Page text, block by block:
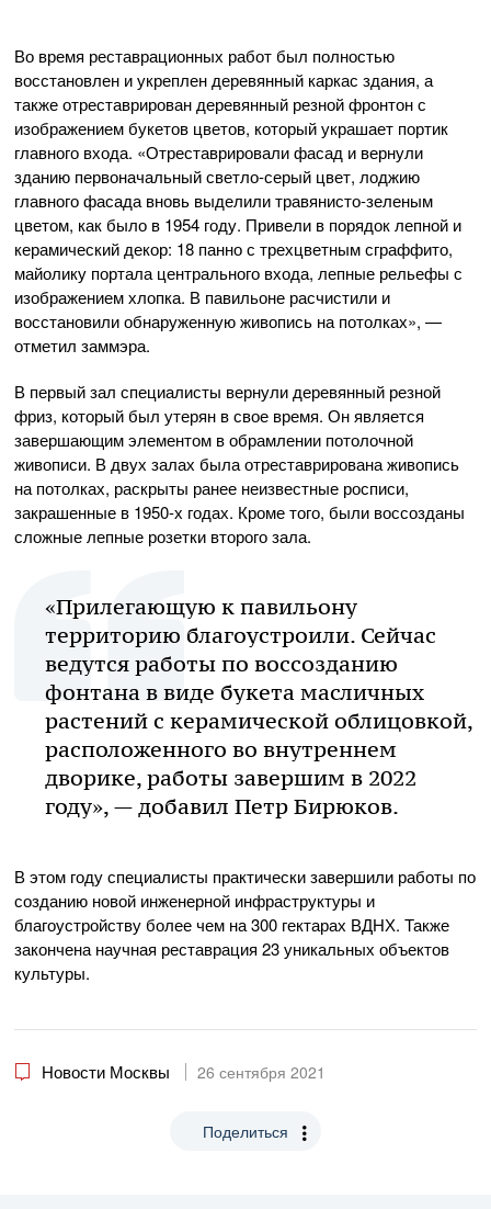
Во время реставрационных работ был полностью
восстановлен и укреплен деревянный каркас здания, а
также отреставрирован деревянный резной фронтон с
изображением букетов цветов, который украшает портик
главного входа. «Отреставрировали фасад и вернули
зданию первоначальный светло-серый цвет, лоджию
главного фасада вновь выделили травянисто-зеленым
цветом, как было в 1954 году. Привели в порядок лепной и
керамический декор: 18 панно с трехцветным сграффито,
майолику портала центрального входа, лепные рельефы с
изображением хлопка. В павильоне расчистили и
восстановили обнаруженную живопись на потолках», —
отметил заммэра.
В первый зал специалисты вернули деревянный резной
фриз, который был утерян в свое время. Он является
завершающим элементом в обрамлении потолочной
живописи. В двух залах была отреставрирована живопись
на потолках, раскрыты ранее неизвестные росписи,
закрашенные в 1950-х годах. Кроме того, были воссозданы
сложные лепные розетки второго зала.
«Прилегающую к павильону
территорию благоустроили. Сейчас
ведутся работы по воссозданию
фонтана в виде букета масличных
растений с керамической облицовкой,
расположенного во внутреннем
дворике, работы завершим в 2022
году», — добавил Петр Бирюков.
В этом году специалисты практически завершили работы по
созданию новой инженерной инфраструктуры и
благоустройству более чем на 300 гектарах ВДНХ. Также
закончена научная реставрация 23 уникальных объектов
культуры.
Новости Москвы 26 сентября 2021
Поделиться